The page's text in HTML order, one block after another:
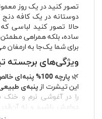
تصور کنید در یک روز
دوستانه در یک کافه دنج
حالا تصور کنید لباسی
ساده، بلکه همراهی
برای شما یک‌جا به ارمغان
ویژگی‌های برجسته
🌿 پارچه 100% پنبه‌ای خالص – نفس بکشید!
این تیشرت از پنبه‌ی
را در آغوشی نرم و خنک
دوامش باشید و نه
فقط یک تعادل بی‌نقص